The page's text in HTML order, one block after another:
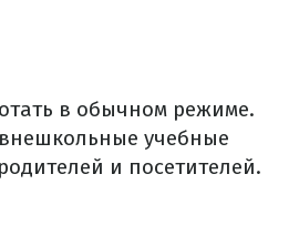
в обычном режиме.
учебные
и посетителей.